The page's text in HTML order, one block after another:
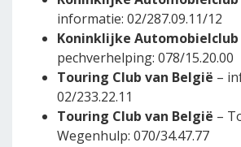
informatie: 02/287.09.11/12
Koninklijke Automobielclub
pechverhelping: 078/15.20.00
Touring Club van België –
02/233.22.11
Touring Club van België –
Wegenhulp: 070/34.47.77